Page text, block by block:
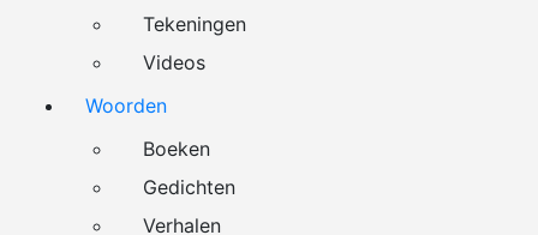
Tekeningen
Videos
Woorden
Boeken
Gedichten
Verhalen